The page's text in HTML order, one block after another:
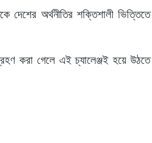
দেশের অর্থনীতির শক্তিশালী ভিত্তিতে
করা গেলে এই চ্যালেঞ্জই হয়ে উঠতে